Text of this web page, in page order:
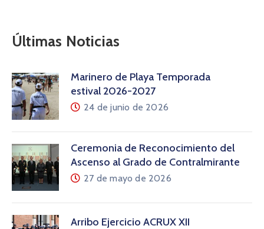
Últimas Noticias
Marinero de Playa Temporada
estival 2026-2027
24 de junio de 2026
Ceremonia de Reconocimiento del
Ascenso al Grado de Contralmirante
27 de mayo de 2026
Arribo Ejercicio ACRUX XII